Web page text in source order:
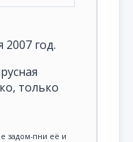
год.
только
задом-пни её и